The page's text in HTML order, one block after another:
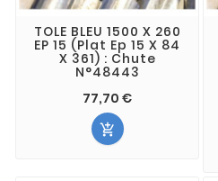
TOLE BLEU 1500 X 260
EP 15 (Plat Ep 15 X 84
X 361) : Chute
N°48443
77,70 €
